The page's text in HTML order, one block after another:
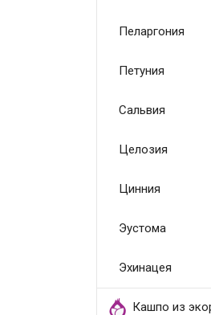
Пеларгония
Петуния
Сальвия
Целозия
Цинния
Эустома
Эхинацея
Кашпо из